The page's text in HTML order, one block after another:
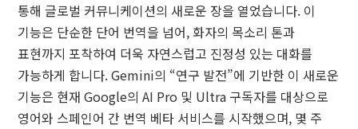
통해 글로벌 커뮤니케이션의 새로운 장을 열었습니다. 이
기능은 단순한 단어 번역을 넘어, 화자의 목소리 톤과
표현까지 포착하여 더욱 자연스럽고 진정성 있는 대화를
가능하게 합니다. Gemini의 “연구 발전”에 기반한 이 새로운
기능은 현재 Google의 AI Pro 및 Ultra 구독자를 대상으로
영어와 스페인어 간 번역 베타 서비스를 시작했으며, 몇 주